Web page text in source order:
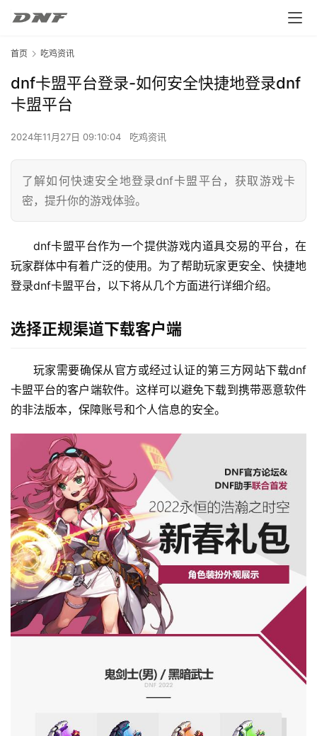
首页 吃鸡资讯
dnf卡盟平台登录-如何安全快捷地登录dnf
卡盟平台
2024年11月27日 09:10:04 吃鸡资讯
了解如何快速安全地登录dnf卡盟平台，获取游戏卡
密，提升你的游戏体验。
dnf卡盟平台作为一个提供游戏内道具交易的平台，在
玩家群体中有着广泛的使用。为了帮助玩家更安全、快捷地
登录dnf卡盟平台，以下将从几个方面进行详细介绍。
选择正规渠道下载客户端
玩家需要确保从官方或经过认证的第三方网站下载dnf
卡盟平台的客户端软件。这样可以避免下载到携带恶意软件
的非法版本，保障账号和个人信息的安全。